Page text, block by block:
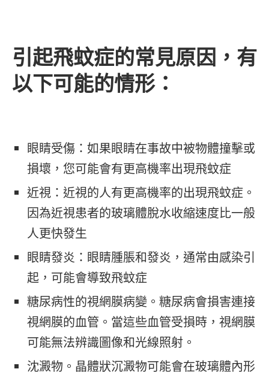
引起飛蚊症的常見原因，有
以下可能的情形：
眼睛受傷：如果眼睛在事故中被物體撞擊或
損壞，您可能會有更高機率出現飛蚊症
近視：近視的人有更高機率的出現飛蚊症。
因為近視患者的玻璃體脫水收縮速度比一般
人更快發生
眼睛發炎：眼睛腫脹和發炎，通常由感染引
起，可能會導致飛蚊症
糖尿病性的視網膜病變。糖尿病會損害連接
視網膜的血管。當這些血管受損時，視網膜
可能無法辨識圖像和光線照射。
沈澱物。晶體狀沉澱物可能會在玻璃體內形